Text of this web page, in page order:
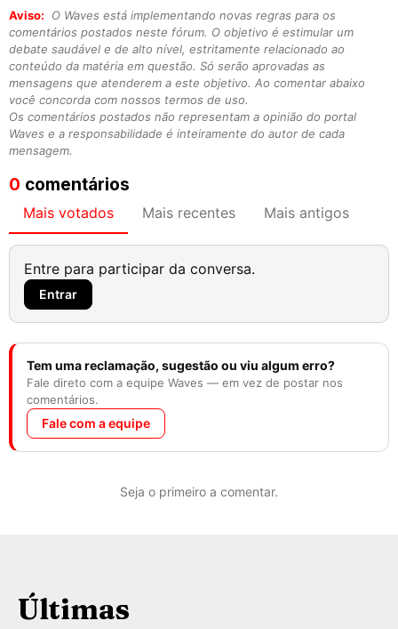
Aviso:
O Waves está implementando novas regras para os
comentários postados neste fórum. O objetivo é estimular um
debate saudável e de alto nível, estritamente relacionado ao
conteúdo da matéria em questão. Só serão aprovadas as
mensagens que atenderem a este objetivo. Ao comentar abaixo
você concorda com nossos termos de uso.
Os comentários postados não representam a opinião do portal
Waves e a responsabilidade é inteiramente do autor de cada
mensagem.
0 comentários
Mais votados Mais recentes Mais antigos
Entre para participar da conversa.
Entrar
Tem uma reclamação, sugestão ou viu algum erro?
Fale direto com a equipe Waves — em vez de postar nos
comentários.
Fale com a equipe
Seja o primeiro a comentar.
Últimas